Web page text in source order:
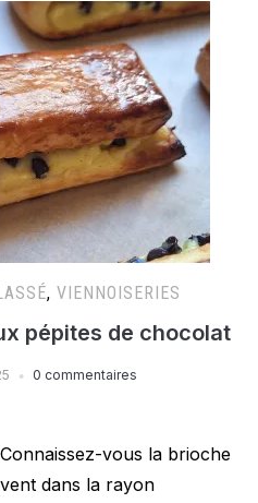
, VIENNOISERIES
pépites de chocolat
0 commentaires
vous la brioche
dans la rayon